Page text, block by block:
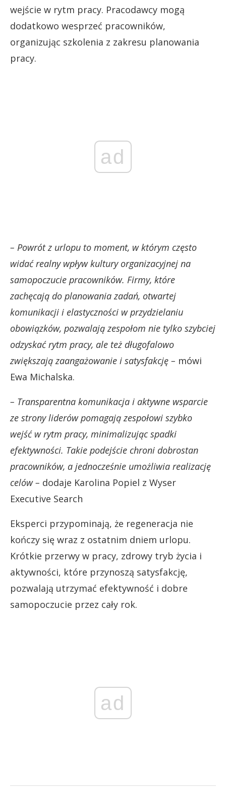
wejście w rytm pracy. Pracodawcy mogą
dodatkowo wesprzeć pracowników,
organizując szkolenia z zakresu planowania
pracy.
ad
– Powrót z urlopu to moment, w którym często
widać realny wpływ kultury organizacyjnej na
samopoczucie pracowników. Firmy, które
zachęcają do planowania zadań, otwartej
komunikacji i elastyczności w przydzielaniu
obowiązków, pozwalają zespołom nie tylko szybciej
odzyskać rytm pracy, ale też długofalowo
zwiększają zaangażowanie i satysfakcję – mówi
Ewa Michalska.
– Transparentna komunikacja i aktywne wsparcie
ze strony liderów pomagają zespołowi szybko
wejść w rytm pracy, minimalizując spadki
efektywności. Takie podejście chroni dobrostan
pracowników, a jednocześnie umożliwia realizację
celów – dodaje Karolina Popiel z Wyser
Executive Search
Eksperci przypominają, że regeneracja nie
kończy się wraz z ostatnim dniem urlopu.
Krótkie przerwy w pracy, zdrowy tryb życia i
aktywności, które przynoszą satysfakcję,
pozwalają utrzymać efektywność i dobre
samopoczucie przez cały rok.
ad